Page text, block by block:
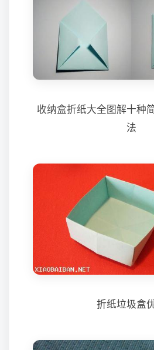
收纳盒折纸大全图解十种
法
折纸垃圾盒